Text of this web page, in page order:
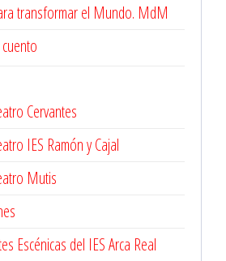
transformar el Mundo. MdM
Cervantes
IES Ramón y Cajal
Mutis
Escénicas del IES Arca Real